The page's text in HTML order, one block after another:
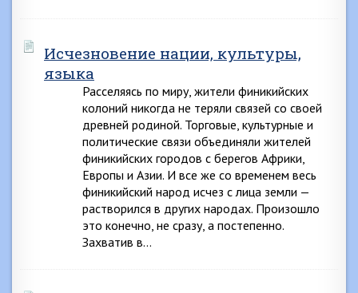
Исчезновение нации, культуры,
языка
Расселяясь по миру, жители финикийских
колоний никогда не теряли связей со своей
древней родиной. Торговые, культурные и
политические связи объединяли жителей
финикийских городов с берегов Африки,
Европы и Азии. И все же со временем весь
финикийский народ исчез с лица земли —
растворился в других народах. Произошло
это конечно, не сразу, а постепенно.
Захватив в…